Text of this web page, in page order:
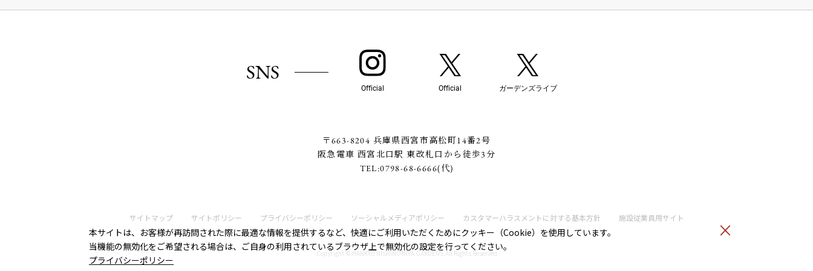
本サイトは、お客様が再訪問された際に最適な情報を提供するなど、快適にご利用いただくためにクッキー（Cookie）を使用しています。
当機能の無効化をご希望される場合は、ご自身の利用されているブラウザ上で無効化の設定を行ってください。
プライバシーポリシー
SNS
Official Official ガーデンズライブ
〒663-8204 兵庫県西宮市高松町14番2号
阪急電車 西宮北口駅 東改札口から徒歩3分
TEL:0798-68-6666(代)
サイトマップ サイトポリシー プライバシーポリシー ソーシャルメディアポリシー カスタマーハラスメントに対する基本方針 施設従業員用サイト
Copyright © HANKYU NISHINOMIYA GARDENS.All Rights Reserved